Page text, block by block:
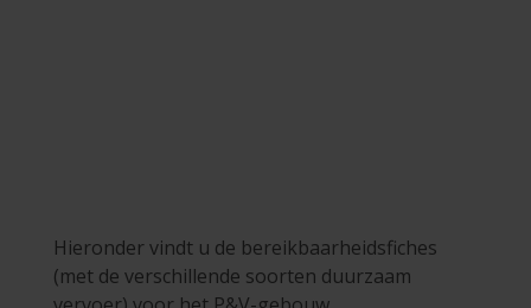
Hieronder vindt u de bereikbaarheidsfiches
(met de verschillende soorten duurzaam